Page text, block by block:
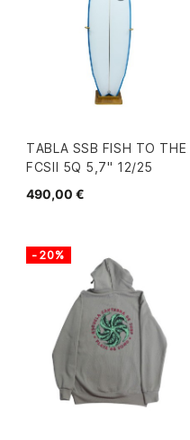
TABLA SSB FISH TO THE
FCSII 5Q 5,7" 12/25
490,00 €
-20%